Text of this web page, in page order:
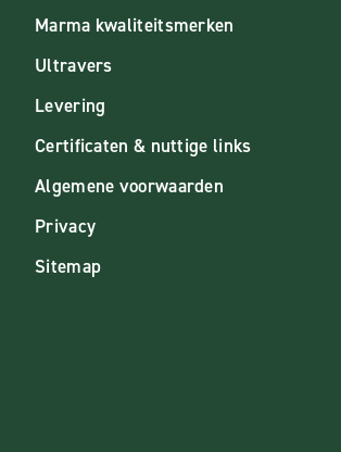
Marma kwaliteitsmerken
Ultravers
Levering
Certificaten & nuttige links
Algemene voorwaarden
Privacy
Sitemap